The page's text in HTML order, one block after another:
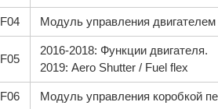
F04 Модуль управления двигателем
F05
2016-2018: Функции двигателя.
2019: Aero Shutter / Fuel flex
F06 Модуль управления коробкой